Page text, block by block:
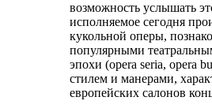
возможность услышать
исполняемое сегодня
кукольной оперы,
популярными
эпохи (opera seria, opera
стилем и манерами,
европейских салонов